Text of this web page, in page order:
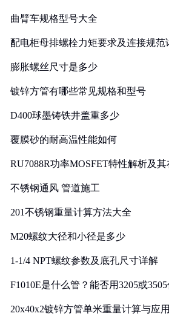
曲臂车规格型号大全
配电柜母排螺栓力矩要求及连接规范
膨胀螺丝尺寸是多少
镀锌方管有哪些常见规格和型号
D400球墨铸铁井盖重多少
覆膜砂的耐高温性能如何
RU7088R功率MOSFET特性解析及
不锈钢通风 管道施工
201不锈钢重量计算方法大全
M20螺纹大径和小径是多少
1-1/4 NPT螺纹参数及底孔尺寸详解
F1010E是什么管？能否用3205或
20x40x2镀锌方管单米重量计算与应